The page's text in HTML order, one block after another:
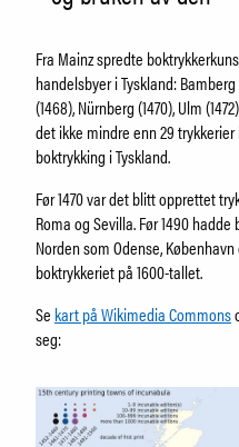
Fra Mainz spredte
handelsbyer i Tyskland:
(1468), Nürnberg (1470), Ulm
det ikke mindre enn 29
boktrykking i Tyskland.
Før 1470 var det blitt opprettet
Roma og Sevilla. Før 1490
Norden som Odense,
boktrykkeriet på 1600-tallet.
Se kart på Wikimedia Commons
seg: